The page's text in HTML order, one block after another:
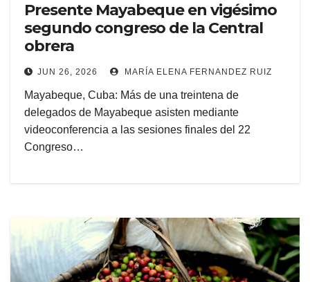
Presente Mayabeque en vigésimo
segundo congreso de la Central
obrera
JUN 26, 2026 MARÍA ELENA FERNANDEZ RUIZ
Mayabeque, Cuba: Más de una treintena de
delegados de Mayabeque asisten mediante
videoconferencia a las sesiones finales del 22
Congreso…